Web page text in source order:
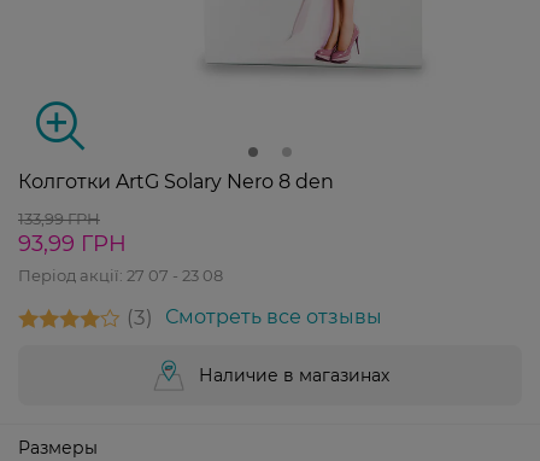
Колготки ArtG Solary Nero 8 den
133,99 ГРН
93,99 ГРН
Період акції: 27 07 - 23 08
3 Смотреть все отзывы
Наличие в магазинах
Размеры